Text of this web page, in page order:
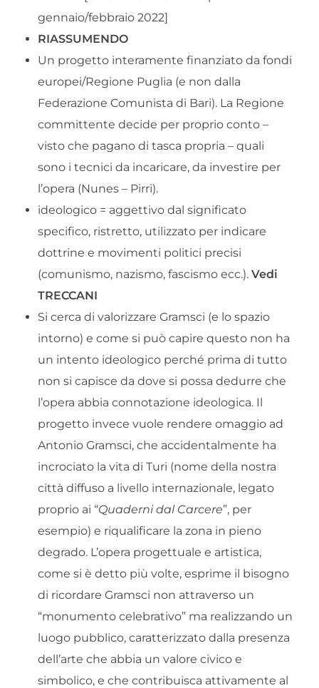
gennaio/febbraio 2022]
RIASSUMENDO
Un progetto interamente finanziato da fondi
europei/Regione Puglia (e non dalla
Federazione Comunista di Bari). La Regione
committente decide per proprio conto –
visto che pagano di tasca propria – quali
sono i tecnici da incaricare, da investire per
l’opera (Nunes – Pirri).
ideologico = aggettivo dal significato
specifico, ristretto, utilizzato per indicare
dottrine e movimenti politici precisi
(comunismo, nazismo, fascismo ecc.). Vedi
TRECCANI
Si cerca di valorizzare Gramsci (e lo spazio
intorno) e come si può capire questo non ha
un intento ideologico perché prima di tutto
non si capisce da dove si possa dedurre che
l’opera abbia connotazione ideologica. Il
progetto invece vuole rendere omaggio ad
Antonio Gramsci, che accidentalmente ha
incrociato la vita di Turi (nome della nostra
città diffuso a livello internazionale, legato
proprio ai “Quaderni dal Carcere”, per
esempio) e riqualificare la zona in pieno
degrado. L’opera progettuale e artistica,
come si è detto più volte, esprime il bisogno
di ricordare Gramsci non attraverso un
“monumento celebrativo” ma realizzando un
luogo pubblico, caratterizzato dalla presenza
dell’arte che abbia un valore civico e
simbolico, e che contribuisca attivamente al